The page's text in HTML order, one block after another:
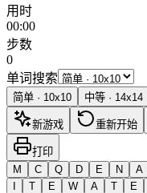
用时
00:00
步数
0
单词搜索
简单 · 10x10 中等 · 14x14
新游戏 重新开始
打印
M
C Q D E N A
I
T E W A T E